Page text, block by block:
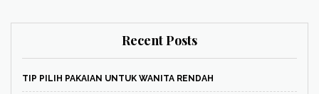
Recent Posts
TIP PILIH PAKAIAN UNTUK WANITA RENDAH